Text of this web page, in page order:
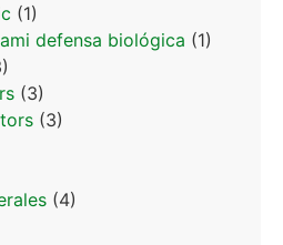
(1)
defensa biológica (1)
(3)
(3)
(4)